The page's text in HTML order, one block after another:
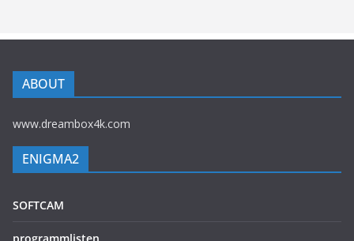
ABOUT
www.dreambox4k.com
ENIGMA2
SOFTCAM